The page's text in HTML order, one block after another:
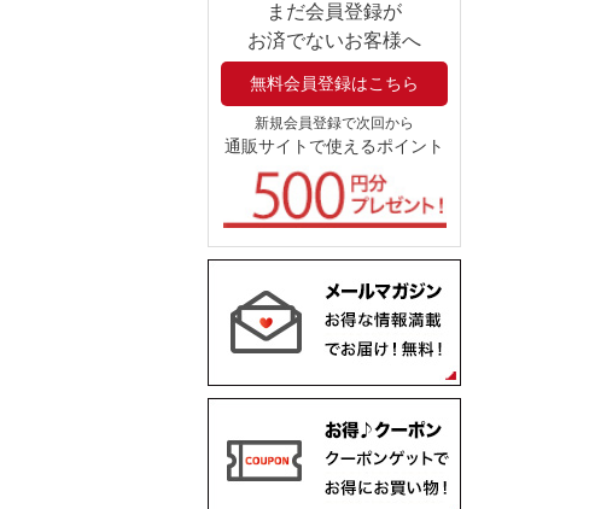
まだ会員登録が
お済でないお客様へ
無料会員登録はこちら
新規会員登録で次回から
通販サイトで使えるポイント